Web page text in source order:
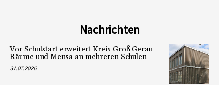
Nachrichten
Vor Schulstart erweitert Kreis Groß Gerau
Räume und Mensa an mehreren Schulen
31.07.2026